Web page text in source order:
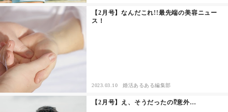
【2月号】なんだこれ!!最先端の美容ニュー
ス！
2023.03.10 婚活あるある編集部
【2月号】え、そうだったの⁉︎意外…